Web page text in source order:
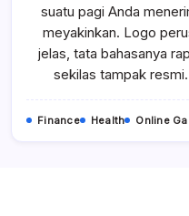
suatu pagi Anda
meyakinkan. Logo
jelas, tata bahasanya
sekilas tampak
Finance Health Online